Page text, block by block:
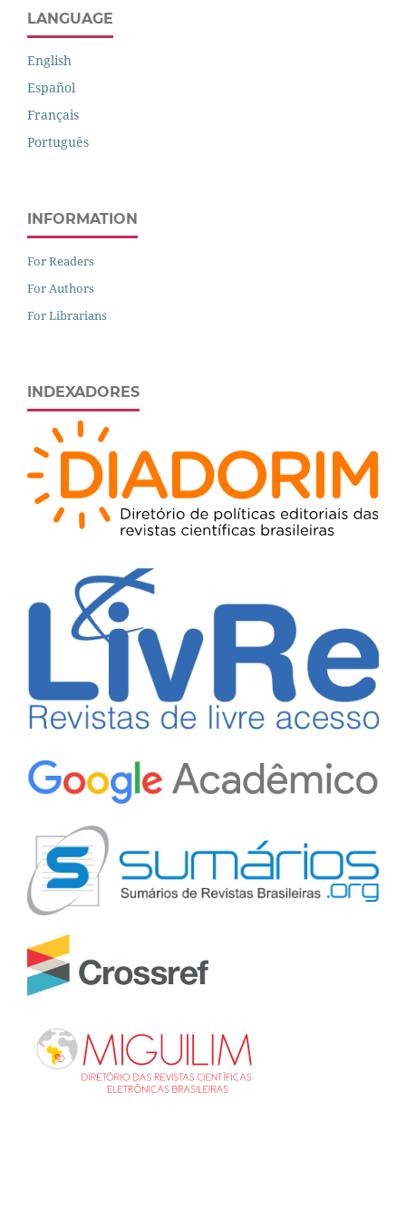
LANGUAGE
English
Español
Français
Português
INFORMATION
For Readers
For Authors
For Librarians
INDEXADORES